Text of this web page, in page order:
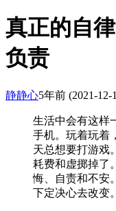
真正的自
负责
静静心5年前 (2021-12-
生活中会有这样
手机。玩着玩着
天总想要打游戏
耗费和虚掷掉
悔、自责和不安
下定决心去改变